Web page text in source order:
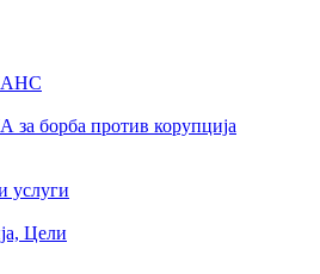
борба против корупција
услуги
Цели